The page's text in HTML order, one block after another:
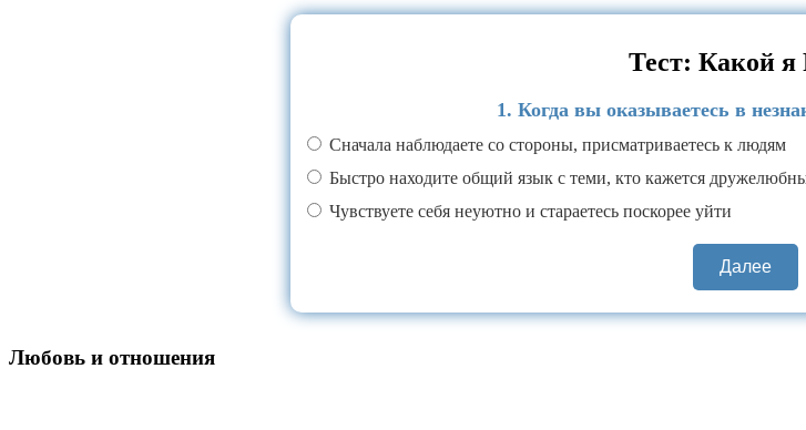
Тест: Какой я
1. Когда вы оказываетесь в
Сначала наблюдаете со стороны, присматриваетесь к людям
Быстро находите общий язык с теми, кто кажется
Чувствуете себя неуютно и стараетесь поскорее уйти
Далее
Любовь и отношения